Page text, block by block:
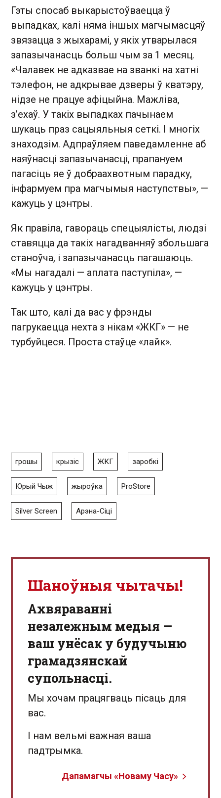
Гэты спосаб выкарыстоўваецца ў
выпадках, калі няма іншых магчымасцяў
звязацца з жыхарамі, у якіх утварылася
запазычанасць больш чым за 1 месяц.
«Чалавек не адказвае на званкі на хатні
тэлефон, не адкрывае дзверы ў кватэру,
нідзе не працуе афіцыйна. Мажліва,
з’ехаў. У такіх выпадках пачынаем
шукаць праз сацыяльныя сеткі. І многіх
знаходзім. Адпраўляем паведамленне аб
наяўнасці запазычанасці, прапануем
пагасіць яе ў добраахвотным парадку,
інфармуем пра магчымыя наступствы», —
кажуць у цэнтры.
Як правіла, гавораць спецыялісты, людзі
ставяцца да такіх нагадванняў збольшага
станоўча, і запазычанасць пагашаюць.
«Мы нагадалі — аплата паступіла», —
кажуць у цэнтры.
Так што, калі да вас у фрэнды
пагрукаецца нехта з нікам «ЖКГ» — не
турбуйцеся. Проста стаўце «лайк».
грошы крызіс ЖКГ заробкі
Юрый Чыж жыроўка ProStore
Silver Screen Арэна-Сіці
Шаноўныя чытачы!
Aхвяраванні
незалежным медыя —
ваш унёсак у будучыню
грамадзянскай
супольнасці.
Мы хочам працягваць пісаць для
вас.
І нам вельмі важная ваша
падтрымка.
Дапамагчы «Новаму Часу»